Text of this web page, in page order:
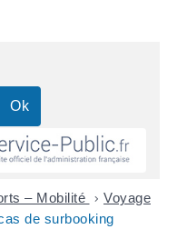
– Mobilité > Voyage
de surbooking